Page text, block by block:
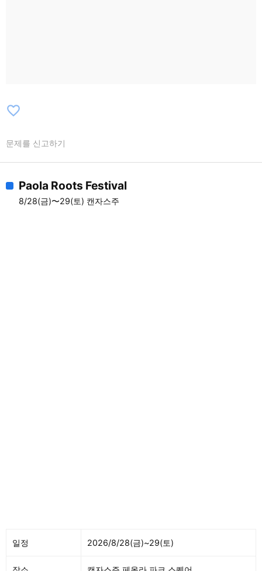
favorite_border
문제를 신고하기
Paola Roots Festival
8/28(금)〜29(토) 캔자스주
일정 2026/8/28(금)~29(토)